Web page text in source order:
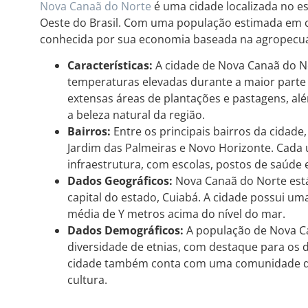
Nova Canaã do Norte é uma cidade localizada no
Oeste do Brasil. Com uma população estimada
conhecida por sua economia baseada na
Características: A cidade de Nova Canaã do
temperaturas elevadas durante a maior
extensas áreas de plantações e pastagens,
a beleza natural da região.
Bairros: Entre os principais bairros da
Jardim das Palmeiras e Novo Horizonte.
infraestrutura, com escolas, postos de saúde
Dados Geográficos: Nova Canaã do Norte
capital do estado, Cuiabá. A cidade possui
média de Y metros acima do nível do mar.
Dados Demográficos: A população de Nova
diversidade de etnias, com destaque para os
cidade também conta com uma comunidade
cultura.